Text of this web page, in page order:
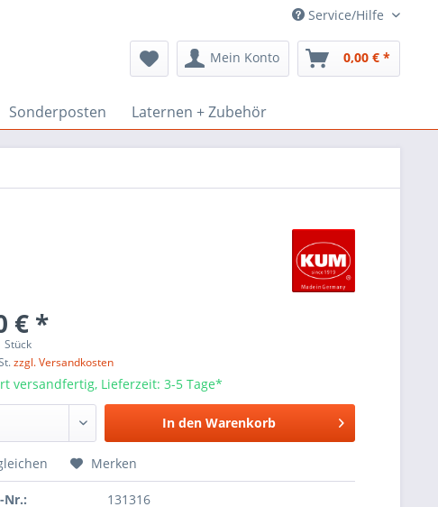
Service/Hilfe
Mein Konto 0,00 € *
Sonderposten Laternen + Zubehör
€ *
Stück
zzgl. Versandkosten
versandfertig, Lieferzeit: 3-5 Tage*
In den Warenkorb
Merken
131316